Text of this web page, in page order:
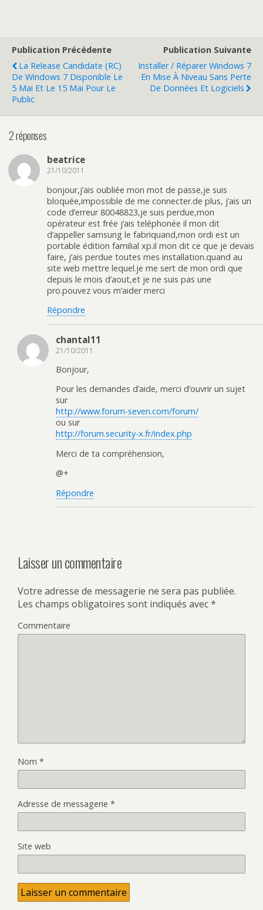
Publication Précédente
La Release Candidate (RC)
De Windows 7 Disponible Le
5 Mai Et Le 15 Mai Pour Le
Public
Publication Suivante
Installer / Réparer Windows 7
En Mise À Niveau Sans Perte
De Données Et Logiciels
2 réponses
beatrice
21/10/2011
bonjour,j’ais oubliée mon mot de passe,je suis
bloquée,impossible de me connecter.de plus, j’ais un
code d’erreur 80048823,je suis perdue,mon
opérateur est frée j’ais teléphonée il mon dit
d’appeller samsung le fabriquand,mon ordi est un
portable édition familial xp.il mon dit ce que je devais
faire, j’ais perdue toutes mes installation.quand au
site web mettre lequel.je me sert de mon ordi que
depuis le mois d’aout,et je ne suis pas une
pro.pouvez vous m’aider merci
Répondre
chantal11
21/10/2011
Bonjour,
Pour les demandes d’aide, merci d’ouvrir un sujet
sur
http://www.forum-seven.com/forum/
ou sur
http://forum.security-x.fr/index.php
Merci de ta compréhension,
@+
Répondre
Laisser un commentaire
Votre adresse de messagerie ne sera pas publiée.
Les champs obligatoires sont indiqués avec*
Commentaire
Nom *
Adresse de messagerie *
Site web